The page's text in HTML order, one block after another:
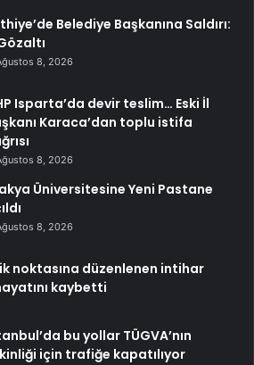
Belediye Başkanına Saldırı:
8, 2026
Isparta’da devir teslim… Eski İl
Karaca’dan toplu istifa
8, 2026
Üniversitesine Yeni Pastane
8, 2026
noktasına düzenlenen intihar
kaybetti
bu yollar TÜGVA’nın
için trafiğe kapatılıyor